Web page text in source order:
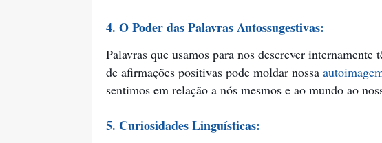
4. O Poder das Palavras Autossugestivas:
Palavras que usamos para nos descrever
de afirmações positivas pode moldar nossa
sentimos em relação a nós mesmos e ao mundo ao
5. Curiosidades Linguísticas: